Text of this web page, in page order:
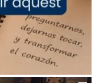
cardenal Joan
i l’ha
de Barcelona,